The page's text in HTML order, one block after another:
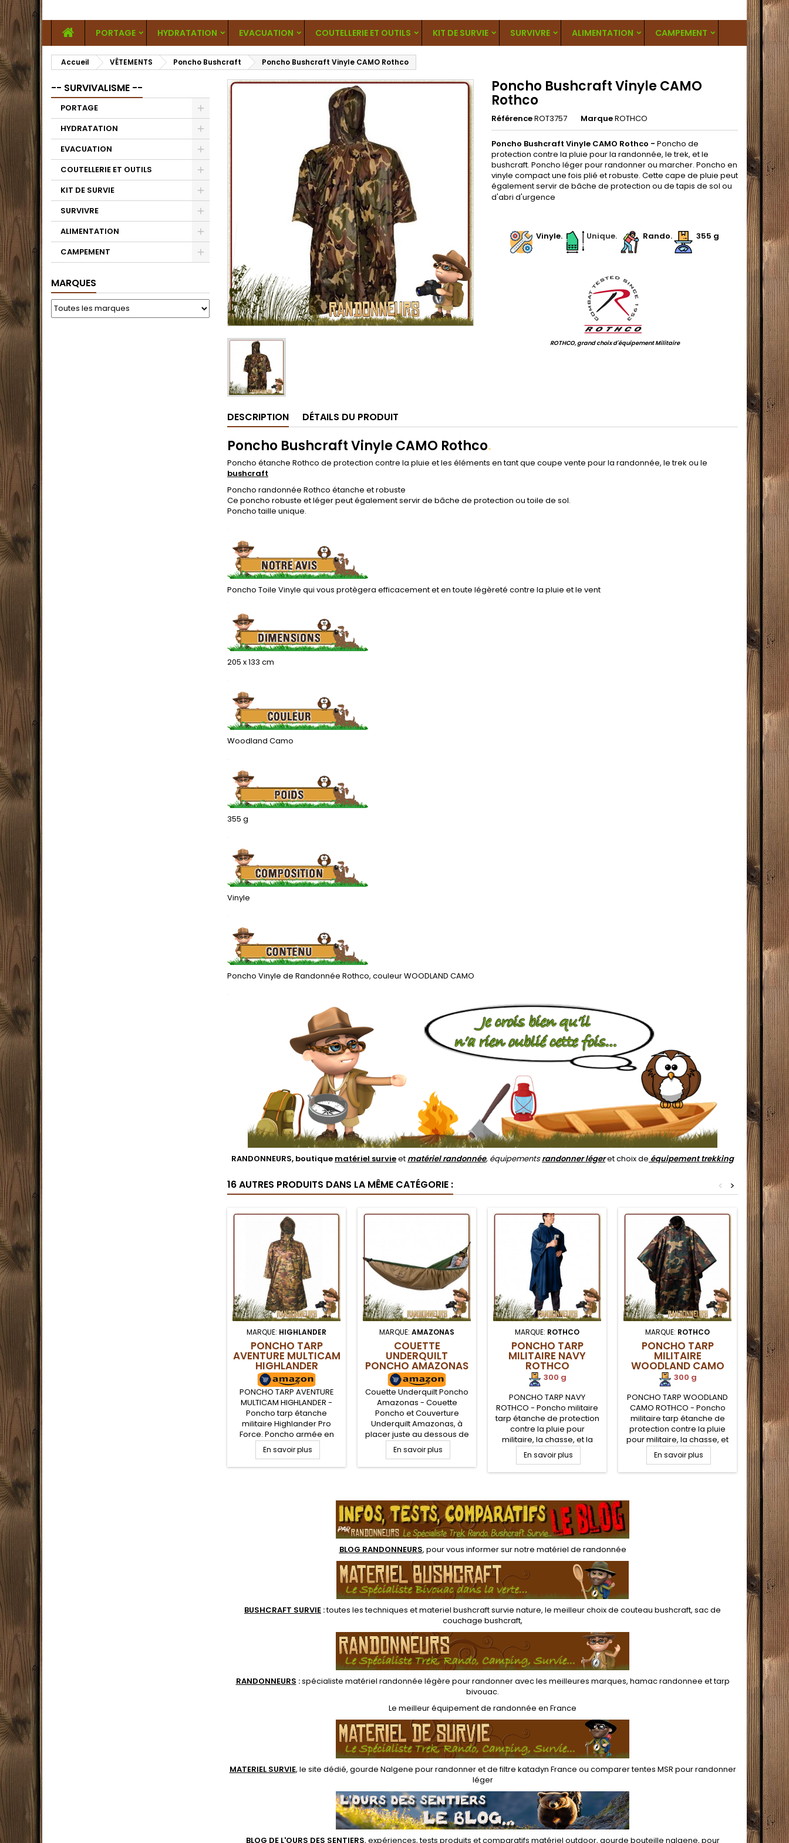
PORTAGE HYDRATATION EVACUATION COUTELLERIE ET OUTILS KIT DE SURVIE SURVIVRE ALIMENTATION CAMPEMENT
Accueil VÊTEMENTS Poncho Bushcraft Poncho Bushcraft Vinyle CAMO Rothco
-- SURVIVALISME --
PORTAGE
HYDRATATION
EVACUATION
COUTELLERIE ET OUTILS
KIT DE SURVIE
SURVIVRE
ALIMENTATION
CAMPEMENT
MARQUES
Poncho Bushcraft Vinyle CAMO
Rothco
RéférenceROT3757 MarqueROTHCO
Poncho Bushcraft Vinyle CAMO Rothco - Poncho de
protection contre la pluie pour la randonnée, le trek, et le
bushcraft. Poncho léger pour randonner ou marcher. Poncho en
vinyle compact une fois plié et robuste. Cette cape de pluie peut
également servir de bâche de protection ou de tapis de sol ou
d'abri d'urgence
Vinyle. Unique. Rando. 355 g
ROTHCO, grand choix d'équipement Militaire
DESCRIPTION DÉTAILS DU PRODUIT
Poncho Bushcraft Vinyle CAMO Rothco.
Poncho étanche Rothco de protection contre la pluie et les éléments en tant que coupe vente pour la randonnée, le trek ou le
bushcraft
Poncho randonnée Rothco étanche et robuste
Ce poncho robuste et léger peut également servir de bâche de protection ou toile de sol.
Poncho taille unique.
.
Poncho Toile Vinyle qui vous protègera efficacement et en toute légèreté contre la pluie et le vent
.
205 x 133 cm
.
Woodland Camo
.
355 g
.
Vinyle
.
Poncho Vinyle de Randonnée Rothco, couleur WOODLAND CAMO
.
RANDONNEURS, boutique matériel survieet matériel randonnée, équipementsrandonner légeret choix de équipement trekking
16 AUTRES PRODUITS DANS LA MÊME CATÉGORIE : >
<
MARQUE: HIGHLANDER
PONCHO TARP
AVENTURE MULTICAM
HIGHLANDER
PONCHO TARP AVENTURE
MULTICAM HIGHLANDER -
Poncho tarp étanche
militaire Highlander Pro
Force. Poncho armée en
toile polyester ripstop
indéchirable avec œillets et
coutures renforcées pour
protection. Capuche avec
En savoir plus
MARQUE: AMAZONAS
COUETTE
UNDERQUILT
PONCHO AMAZONAS
Couette Underquilt Poncho
Amazonas - Couette
Poncho et Couverture
Underquilt Amazonas, à
placer juste au dessous de
votre hamac, pour être
protégé du froid et du vent
au niveau de la base de
votre chaleur corporelle en
campement bushcraft.
Utilisable également
comme poncho ou
couverture de camp
En savoir plus
MARQUE: ROTHCO
PONCHO TARP
MILITAIRE NAVY
ROTHCO
300 g
PONCHO TARP NAVY
ROTHCO - Poncho militaire
tarp étanche de protection
contre la pluie pour
militaire, la chasse, et la
survie bushcraft. Poncho
militaire avec capuche et
visière. Poncho polyester
également servir de bâche,
tarp ou tapis de sol
En savoir plus
MARQUE: ROTHCO
PONCHO TARP
MILITAIRE
WOODLAND CAMO
ROTHCO
300 g
PONCHO TARP WOODLAND
CAMO ROTHCO - Poncho
militaire tarp étanche de
protection contre la pluie
pour militaire, la chasse, et
la survie bushcraft. Poncho
militaire avec capuche et
visière. Poncho polyester
En savoir plus
MARQUE:
Poncho
robuste.
sol
BLOG RANDONNEURS, pour vous informer sur notre matériel de randonnée
BUSHCRAFT SURVIE :toutes les techniques etmateriel bushcraft survie nature, le meilleur choix de couteau bushcraft, sac de
couchage bushcraft,
RANDONNEURS :spécialiste matériel randonnée légère pour randonner avec les meilleures marques, hamac randonnee ettarp
bivouac.
Le meilleur équipement de randonnée en France
MATERIEL SURVIE, le site dédié, gourde Nalgene pour randonneret defiltre katadyn France ou comparer tentes MSR pour randonner
léger
BLOG DE L'OURS DES SENTIERS, expériences, tests produits et comparatifs matériel outdoor, gourde bouteille nalgene, pour